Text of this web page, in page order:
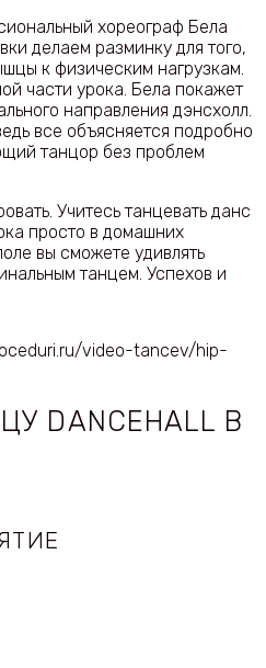
хореограф Бела
делаем разминку для того,
к физическим нагрузкам.
части урока. Бела покажет
направления дэнсхолл.
все объясняется подробно
танцор без проблем
Учитесь танцевать данс
просто в домашних
вы сможете удивлять
танцем. Успехов и
video-tancev/hip-
DANCEHALL В